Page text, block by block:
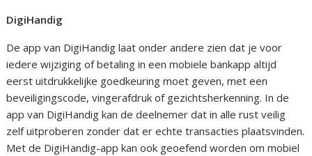
DigiHandig
De app van DigiHandig laat onder andere zien dat je voor
iedere wijziging of betaling in een mobiele bankapp altijd
eerst uitdrukkelijke goedkeuring moet geven, met een
beveiligingscode, vingerafdruk of gezichtsherkenning. In de
app van DigiHandig kan de deelnemer dat in alle rust veilig
zelf uitproberen zonder dat er echte transacties plaatsvinden.
Met de DigiHandig-app kan ook geoefend worden om mobiel